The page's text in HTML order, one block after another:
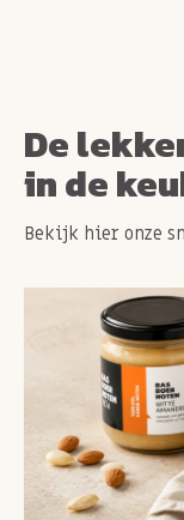
De
in de
Bekijk hier onze